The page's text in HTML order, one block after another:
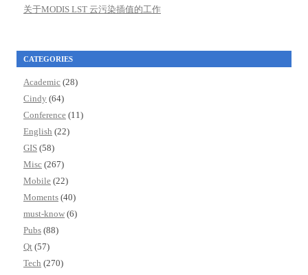
关于MODIS LST 云污染插值的工作
CATEGORIES
Academic (28)
Cindy (64)
Conference (11)
English (22)
GIS (58)
Misc (267)
Mobile (22)
Moments (40)
must-know (6)
Pubs (88)
Qt (57)
Tech (270)